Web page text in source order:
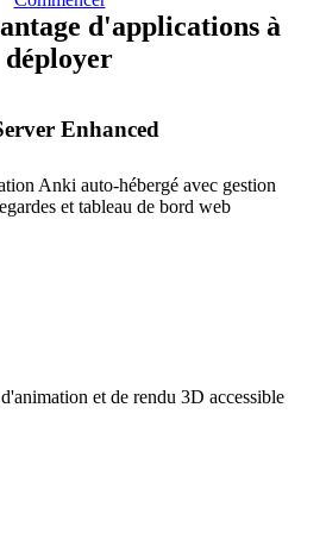
d'applications à
déployer
Enhanced
Anki auto-hébergé avec gestion
et tableau de bord web
et de rendu 3D accessible